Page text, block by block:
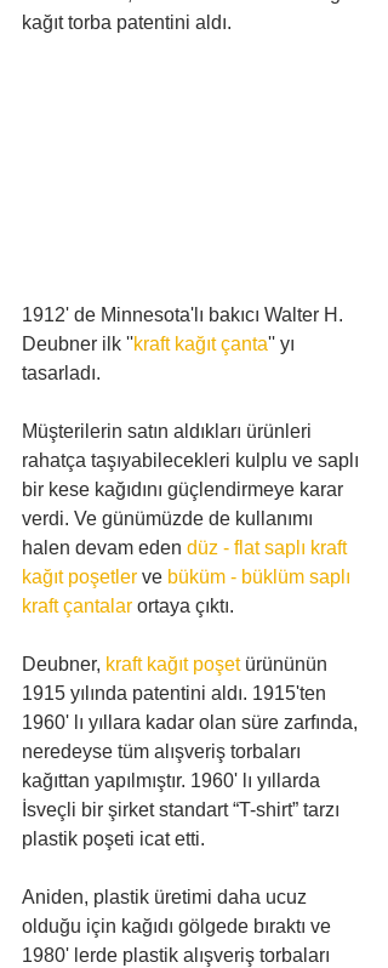
kağıt torba patentini aldı.
1912' de Minnesota'lı bakıcı Walter H.
Deubner ilk ''kraft kağıt çanta'' yı
tasarladı.
Müşterilerin satın aldıkları ürünleri
rahatça taşıyabilecekleri kulplu ve saplı
bir kese kağıdını güçlendirmeye karar
verdi. Ve günümüzde de kullanımı
halen devam eden düz - flat saplı kraft
kağıt poşetler ve büküm - büklüm saplı
kraft çantalar ortaya çıktı.
Deubner, kraft kağıt poşet ürününün
1915 yılında patentini aldı. 1915'ten
1960' lı yıllara kadar olan süre zarfında,
neredeyse tüm alışveriş torbaları
kağıttan yapılmıştır. 1960' lı yıllarda
İsveçli bir şirket standart “T-shirt” tarzı
plastik poşeti icat etti.
Aniden, plastik üretimi daha ucuz
olduğu için kağıdı gölgede bıraktı ve
1980' lerde plastik alışveriş torbaları